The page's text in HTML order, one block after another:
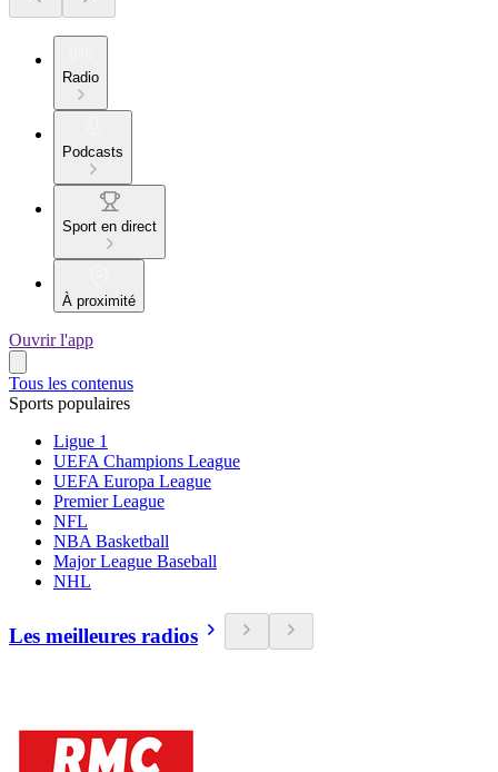
Radio
Podcasts
Sport en direct
À proximité
Ouvrir l'app
Tous les contenus
Sports populaires
Ligue 1
UEFA Champions League
UEFA Europa League
Premier League
NFL
NBA Basketball
Major League Baseball
NHL
Les meilleures radios